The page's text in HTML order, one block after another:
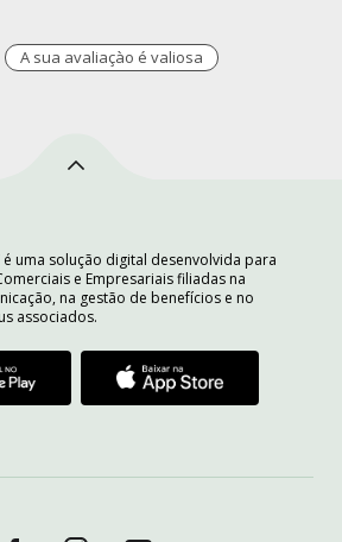
A sua avaliaçào é valiosa
é uma solução digital desenvolvida para
e Empresariais filiadas na
na gestão de benefícios e no
associados.